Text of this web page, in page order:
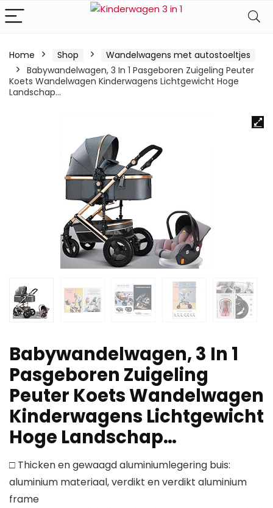
Home Shop
Wandelwagens met autostoeltjes
Babywandelwagen, 3 In 1 Pasgeboren Zuigeling Peuter
Koets Wandelwagen Kinderwagens Lichtgewicht Hoge
Landschap…
Babywandelwagen, 3 In 1
Pasgeboren Zuigeling
Peuter Koets Wandelwagen
Kinderwagens Lichtgewicht
Hoge Landschap…
□ Thicken en gewaagd aluminiumlegering buis:
aluminium materiaal, verdikt en verdikt aluminium
frame